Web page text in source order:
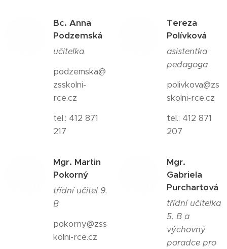
Bc. Anna
Podzemská
učitelka
podzemska@
zsskolni-
rce.cz
tel.: 412 871
217
Tereza
Polívková
asistentka
pedagoga
polivkova@zs
skolni-rce.cz
tel.: 412 871
207
Mgr. Martin
Pokorný
třídní učitel 9.
B
pokorny@zss
kolni-rce.cz
Mgr.
Gabriela
Purchartová
třídní učitelka
5. B a
výchovný
poradce pro